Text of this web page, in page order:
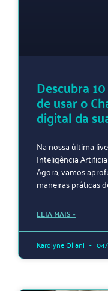
Descubra
de usar o
digital da
Na nossa última
Inteligência
Agora, vamos
maneiras práticas
LEIA MAIS »
Karolyne Oliani